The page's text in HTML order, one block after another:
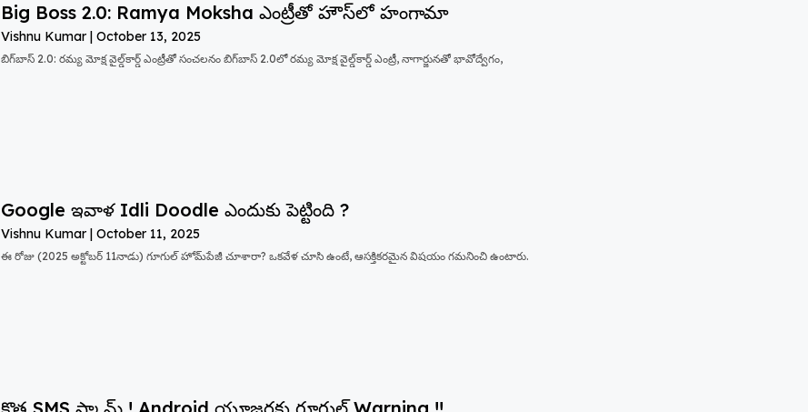
Big Boss 2.0: Ramya Moksha ఎంట్రీతో హౌస్‌లో హంగామా
Vishnu Kumar October 13, 2025
బిగ్‌బాస్ 2.0: రమ్య మోక్ష వైల్డ్‌కార్డ్ ఎంట్రీతో సంచలనం బిగ్‌బాస్ 2.0లో రమ్య మోక్ష వైల్డ్‌కార్డ్ ఎంట్రీ, నాగార్జునతో భావోద్వేగం,
Google ఇవాళ Idli Doodle ఎందుకు పెట్టింది ?
Vishnu Kumar October 11, 2025
ఈ రోజు (2025 అక్టోబర్ 11నాడు) గూగుల్ హోమ్‌పేజీ చూశారా? ఒకవేళ చూసి ఉంటే, ఆసక్తికరమైన విషయం గమనించి ఉంటారు.